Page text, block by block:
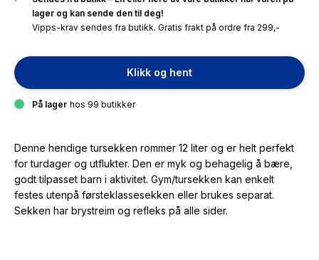
lager og kan sende den til deg!
Vipps-krav sendes fra butikk. Gratis frakt på ordre fra 299,-
Klikk og hent
På lager hos 99 butikker
Denne hendige tursekken rommer 12 liter og er helt perfekt
for turdager og utflukter. Den er myk og behagelig å bære,
godt tilpasset barn i aktivitet. Gym/tursekken kan enkelt
festes utenpå førsteklassesekken eller brukes separat.
Sekken har brystreim og refleks på alle sider.